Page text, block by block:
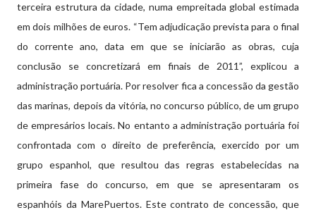
terceira estrutura da cidade, numa empreitada global estimada
em dois milhões de euros. “Tem adjudicação prevista para o final
do corrente ano, data em que se iniciarão as obras, cuja
conclusão se concretizará em finais de 2011”, explicou a
administração portuária. Por resolver fica a concessão da gestão
das marinas, depois da vitória, no concurso público, de um grupo
de empresários locais. No entanto a administração portuária foi
confrontada com o direito de preferência, exercido por um
grupo espanhol, que resultou das regras estabelecidas na
primeira fase do concurso, em que se apresentaram os
espanhóis da MarePuertos. Este contrato de concessão, que